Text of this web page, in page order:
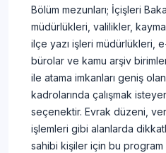
Bölüm mezunları; İçişleri
müdürlükleri, valilikler,
ilçe yazı işleri müdürlükleri,
bürolar ve kamu arşiv
ile atama imkanları geniş
kadrolarında çalışmak
seçenektir. Evrak düzeni,
işlemleri gibi alanlarda
sahibi kişiler için bu program